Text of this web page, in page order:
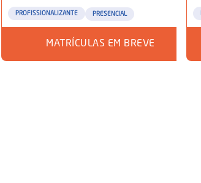
PRESENCIAL
PROFISSIONALIZANTE
MATRÍCULAS EM BREVE